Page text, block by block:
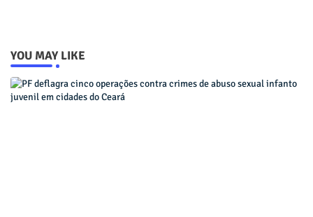
YOU MAY LIKE